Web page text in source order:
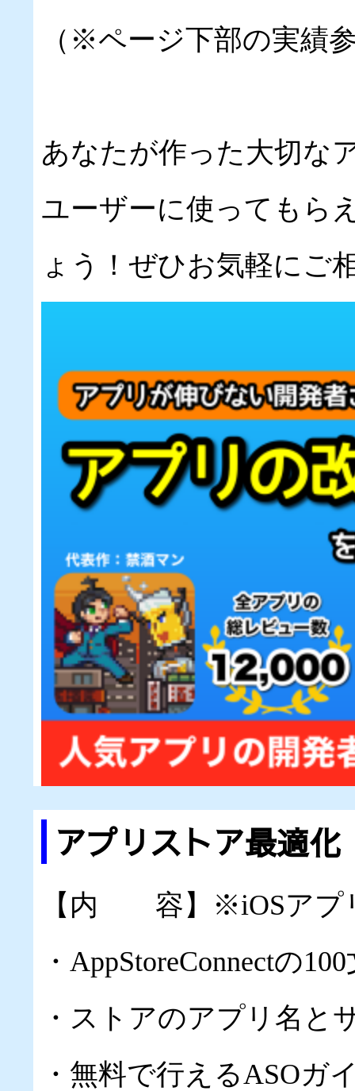
（※ページ下部の実績
あなたが作った大切な
ユーザーに使ってもら
ょう！ぜひお気軽にご
アプリストア最適化
【内 容】※iOSアプ
・AppStoreConnectの
・ストアのアプリ名と
・無料で行えるASOガ